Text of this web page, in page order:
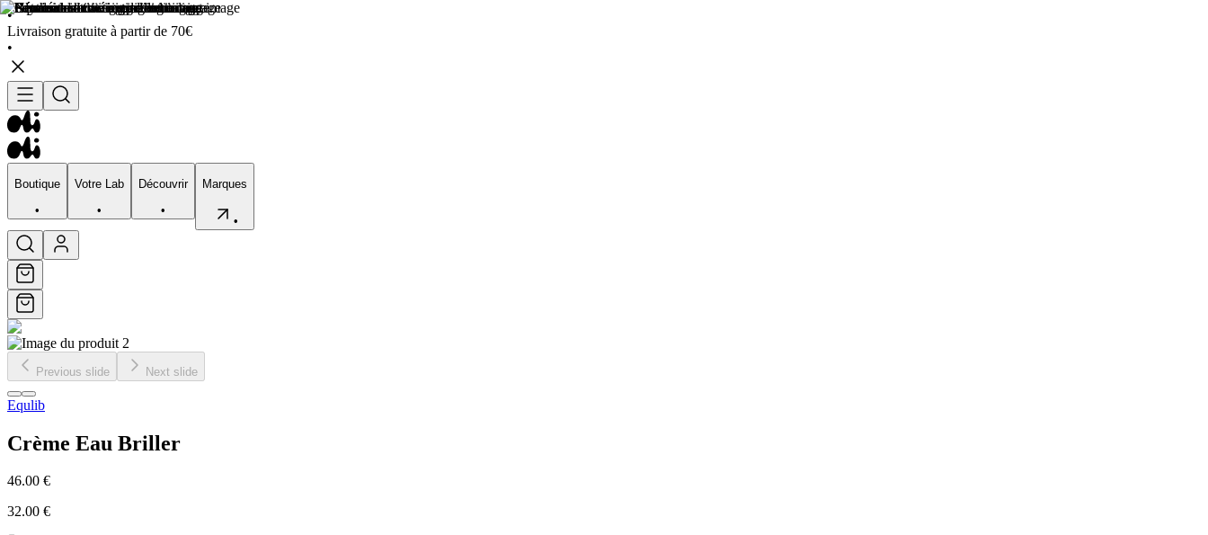
•
Livraison gratuite à partir de 70€
•
Boutique
•
Votre Lab
•
Découvrir
•
Marques
•
Boutique
•
Votre Lab
Visage
Previous slide Next slide
Equlib
Crème Eau Briller
46.00 €
32.00 €